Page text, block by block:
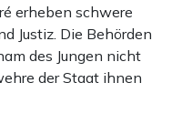
erheben schwere
Justiz. Die Behörden
des Jungen nicht
der Staat ihnen